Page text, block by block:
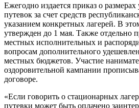
Ежегодно издается приказ о
путевок за счет средств
указанием конкретных лагерей. В
утвержден до 1 мая. Также отдельно
местных исполнительных и
вопросам дополнительного
местных бюджетов. Участие
оздоровительной кампании
договоре.
«Если говорить о стационарных
путевки может быть оплачено